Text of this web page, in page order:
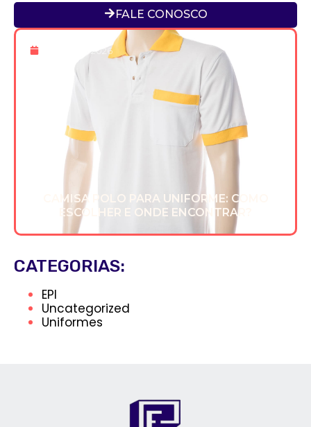
FALE CONOSCO
20 De Mar 2026
CAMISA POLO PARA UNIFORME: COMO
ESCOLHER E ONDE ENCONTRAR?
CATEGORIAS:
EPI
Uncategorized
Uniformes